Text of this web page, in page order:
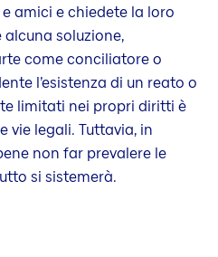
amici e chiedete la loro
soluzione,
come conciliatore o
l’esistenza di un reato o
limitati nei propri diritti è
vie legali. Tuttavia, in
non far prevalere le
si sistemerà.